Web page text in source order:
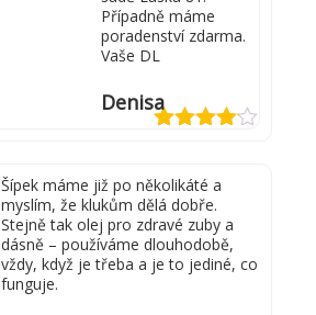
Případně máme
poradenství zdarma.
Vaše DL
Denisa
Šípek máme již po několikáté a
myslím, že klukům dělá dobře.
Stejně tak olej pro zdravé zuby a
dásně – používáme dlouhodobě,
vždy, když je třeba a je to jediné, co
funguje.